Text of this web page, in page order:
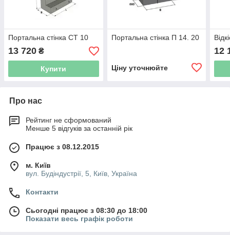
Портальна стінка СТ 10
13 720 ₴
Купити
Портальна стінка П 14. 20
Ціну уточнюйте
12
Про нас
Рейтинг не сформований
Менше 5 відгуків за останній рік
Працює з 08.12.2015
м. Київ
вул. Будіндустрії, 5, Київ, Україна
Контакти
Сьогодні працює з 08:30 до 18:00
Показати весь графік роботи